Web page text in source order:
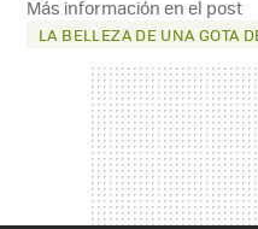
Más información en el post
LA BELLEZA DE UNA GOTA